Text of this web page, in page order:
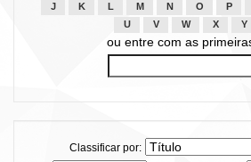
J
K L M N O P
U
V W X Y
ou entre com as
Classificar por: